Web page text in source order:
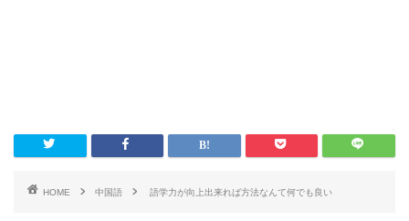
HOME 中国語 語学力が向上出来れば方法なんて何でも良い